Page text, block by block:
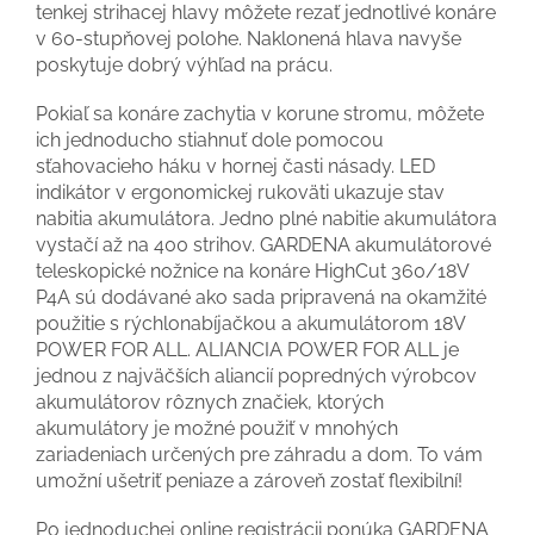
tenkej strihacej hlavy môžete rezať jednotlivé konáre
v 60-stupňovej polohe. Naklonená hlava navyše
poskytuje dobrý výhľad na prácu.
Pokiaľ sa konáre zachytia v korune stromu, môžete
ich jednoducho stiahnuť dole pomocou
sťahovacieho háku v hornej časti násady. LED
indikátor v ergonomickej rukoväti ukazuje stav
nabitia akumulátora. Jedno plné nabitie akumulátora
vystačí až na 400 strihov. GARDENA akumulátorové
teleskopické nožnice na konáre HighCut 360/18V
P4A sú dodávané ako sada pripravená na okamžité
použitie s rýchlonabíjačkou a akumulátorom 18V
POWER FOR ALL. ALIANCIA POWER FOR ALL je
jednou z najväčších aliancií popredných výrobcov
akumulátorov rôznych značiek, ktorých
akumulátory je možné použiť v mnohých
zariadeniach určených pre záhradu a dom. To vám
umožní ušetriť peniaze a zároveň zostať flexibilní!
Po jednoduchej online registrácii ponúka GARDENA